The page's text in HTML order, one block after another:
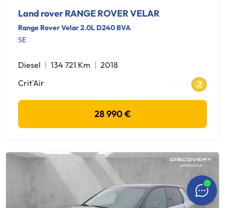
Land rover RANGE ROVER VELAR
Range Rover Velar 2.0L D240 BVA
SE
Diesel 134 721 Km
2018
Crit'Air
28 990 €